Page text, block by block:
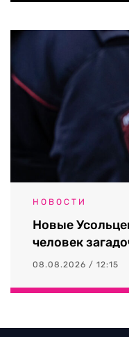
НОВОСТИ
Новые
человек
08.08.2026 / 12:15